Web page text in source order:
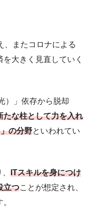
、またコロナによる
大きく見直していく
）」依存から脱却
たな柱として力を入れ
の分野といわれてい
ITスキルを身につけ
立つことが想定され、